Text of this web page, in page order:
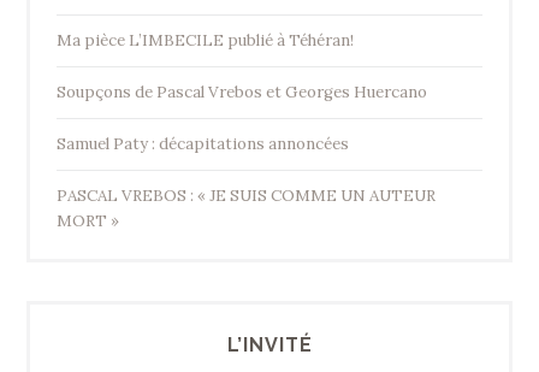
Ma pièce L’IMBECILE publié à Téhéran!
Soupçons de Pascal Vrebos et Georges Huercano
Samuel Paty : décapitations annoncées
PASCAL VREBOS : « JE SUIS COMME UN AUTEUR
MORT »
L’INVITÉ